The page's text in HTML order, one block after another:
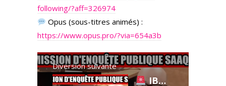
following/?aff=326974
Opus (sous-titres animés) :
https://www.opus.pro/?via=654a3b
Diversion suivante
IBM & LGS ont dit OUI : le feu vert à SAAQclic!